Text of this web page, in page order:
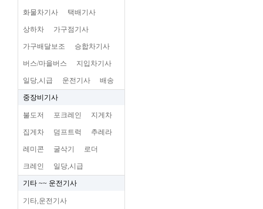
화물차기사 택배기사
상하차 가구점기사
가구배달보조 승합차기사
버스/마을버스 지입차기사
일당,시급 운전기사 배송
중장비기사
불도저 포크레인 지게차
집게차 덤프트럭 추레라
레미콘 굴삭기 로더
크레인 일당,시급
기타 ~~ 운전기사
기타,운전기사